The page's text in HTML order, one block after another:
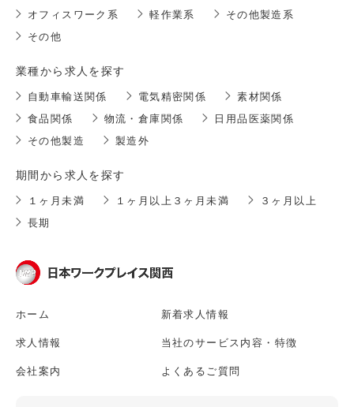
ホーム 新着求人情報
求人情報 当社のサービス内容・特徴
会社案内 よくあるご質問
オフィスワーク系
軽作業系
その他製造系
その他
業種から求人を探す
自動車輸送関係 電気精密関係
素材関係
食品関係
物流・倉庫関係
日用品医薬関係
その他製造
製造外
期間から求人を探す
１ヶ月未満 １ヶ月以上３ヶ月未満
３ヶ月以上
長期